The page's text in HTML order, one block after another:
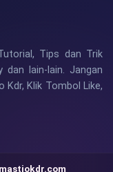
Tips dan Trik
dan lain-lain. Jangan
Kdr, Klik Tombol Like,